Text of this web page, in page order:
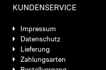
KUNDENSERVICE
Impressum
Datenschutz
Lieferung
Zahlungsarten